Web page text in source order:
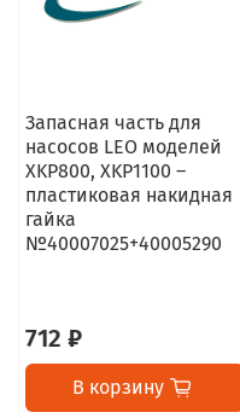
Запасная часть для
насосов LEO моделей
XKP800, XKP1100 –
пластиковая накидная
гайка
№40007025+40005290
712 ₽
В корзину